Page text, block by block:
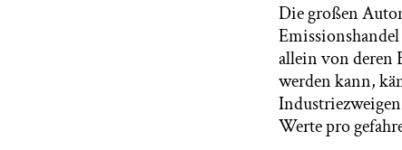
Die großen
allein von deren
werden kann,
Werte pro